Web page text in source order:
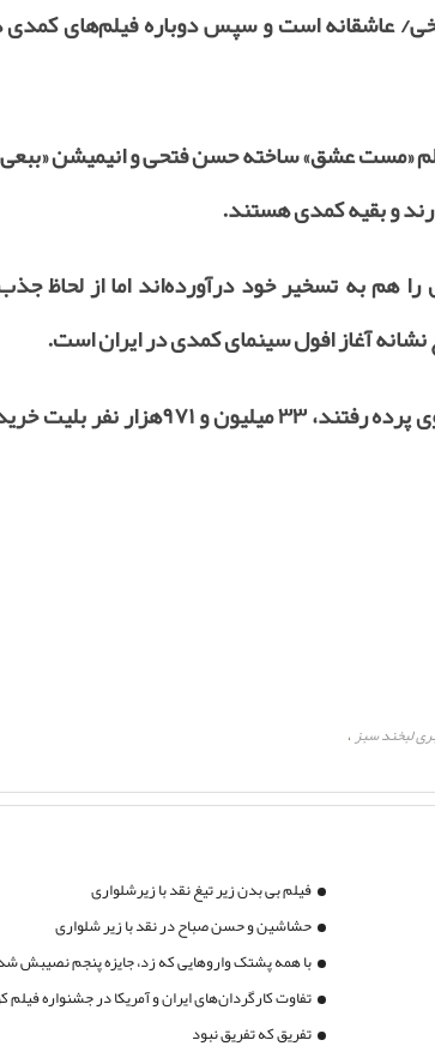
عاشقانه است و سپس دوباره فیلم‌های کمدی
«مست عشق» ساخته حسن فتحی و انیمیشن
و بقیه کمدی هستند.
به تسخیر خود در‌آورده‌اند اما از لحاظ
آغاز افول سینمای کمدی در ایران است.
با این حال برای تماشای حدود ۶۰فیلمی که امسال
لبخند سبز ،
فیلم بی بدن زیر تیغ نقد با زیرشلواری
حشاشین و حسن صباح در نقد با زیر شلواری
با همه پشتک واروهایی که زد، جایزه پنجم نصیبش
تفاوت کارگردان‌های ایران و آمریکا در جشنواره فیلم
تفریق که تفریق نبود